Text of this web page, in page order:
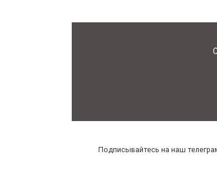
Подписывайтесь на наш